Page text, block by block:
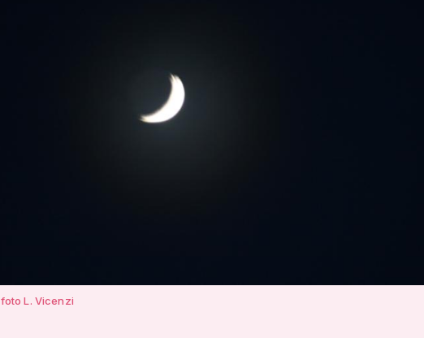
foto L. Vicenzi